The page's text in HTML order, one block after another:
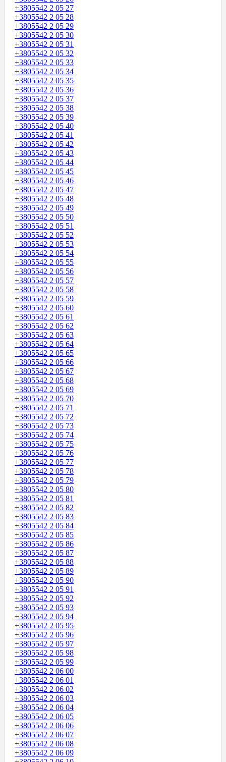
+3805542 2 05 27
+3805542 2 05 28
+3805542 2 05 29
+3805542 2 05 30
+3805542 2 05 31
+3805542 2 05 32
+3805542 2 05 33
+3805542 2 05 34
+3805542 2 05 35
+3805542 2 05 36
+3805542 2 05 37
+3805542 2 05 38
+3805542 2 05 39
+3805542 2 05 40
+3805542 2 05 41
+3805542 2 05 42
+3805542 2 05 43
+3805542 2 05 44
+3805542 2 05 45
+3805542 2 05 46
+3805542 2 05 47
+3805542 2 05 48
+3805542 2 05 49
+3805542 2 05 50
+3805542 2 05 51
+3805542 2 05 52
+3805542 2 05 53
+3805542 2 05 54
+3805542 2 05 55
+3805542 2 05 56
+3805542 2 05 57
+3805542 2 05 58
+3805542 2 05 59
+3805542 2 05 60
+3805542 2 05 61
+3805542 2 05 62
+3805542 2 05 63
+3805542 2 05 64
+3805542 2 05 65
+3805542 2 05 66
+3805542 2 05 67
+3805542 2 05 68
+3805542 2 05 69
+3805542 2 05 70
+3805542 2 05 71
+3805542 2 05 72
+3805542 2 05 73
+3805542 2 05 74
+3805542 2 05 75
+3805542 2 05 76
+3805542 2 05 77
+3805542 2 05 78
+3805542 2 05 79
+3805542 2 05 80
+3805542 2 05 81
+3805542 2 05 82
+3805542 2 05 83
+3805542 2 05 84
+3805542 2 05 85
+3805542 2 05 86
+3805542 2 05 87
+3805542 2 05 88
+3805542 2 05 89
+3805542 2 05 90
+3805542 2 05 91
+3805542 2 05 92
+3805542 2 05 93
+3805542 2 05 94
+3805542 2 05 95
+3805542 2 05 96
+3805542 2 05 97
+3805542 2 05 98
+3805542 2 05 99
+3805542 2 06 00
+3805542 2 06 01
+3805542 2 06 02
+3805542 2 06 03
+3805542 2 06 04
+3805542 2 06 05
+3805542 2 06 06
+3805542 2 06 07
+3805542 2 06 08
+3805542 2 06 09